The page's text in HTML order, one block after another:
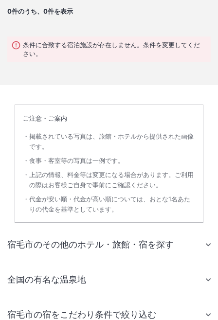
0件のうち、0件を表示
条件に合致する宿泊施設が存在しません。条件を変更してくだ
さい。
ご注意・ご案内
掲載されている写真は、旅館・ホテルから提供された画像
です。
食事・客室等の写真は一例です。
上記の情報、料金等は変更になる場合があります。ご利用
の際はお客様ご自身で事前にご確認ください。
代金が安い順・代金が高い順については、おとな1名あた
りの代金を基準としています。
宿毛市のその他のホテル・旅館・宿を探す
全国の有名な温泉地
宿毛市の宿をこだわり条件で絞り込む